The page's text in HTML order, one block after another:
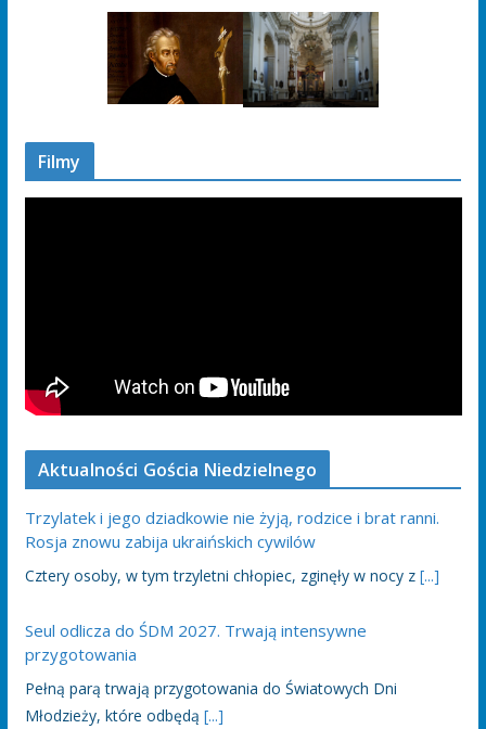
Filmy
Aktualności Gościa Niedzielnego
Trzylatek i jego dziadkowie nie żyją, rodzice i brat ranni.
Rosja znowu zabija ukraińskich cywilów
Cztery osoby, w tym trzyletni chłopiec, zginęły w nocy z [...]
Seul odlicza do ŚDM 2027. Trwają intensywne
przygotowania
Pełną parą trwają przygotowania do Światowych Dni
Młodzieży, które odbędą [...]